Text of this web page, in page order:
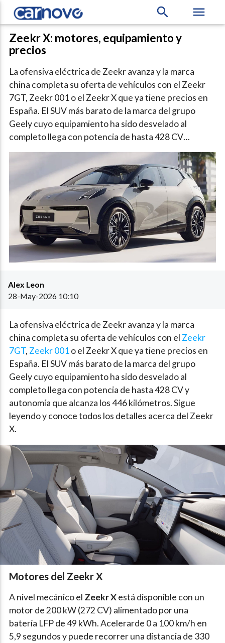
search menu
Zeekr X: motores, equipamiento y
precios
La ofensiva eléctrica de Zeekr avanza y la marca
china completa su oferta de vehículos con el Zeekr
7GT, Zeekr 001 o el Zeekr X que ya tiene precios en
España. El SUV más barato de la marca del grupo
Geely cuyo equipamiento ha sido desvelado al
completo llega con potencia de hasta 428 CV…
Alex Leon
28-May-2026 10:10
La ofensiva eléctrica de Zeekr avanza y la marca
china completa su oferta de vehículos con el Zeekr
7GT, Zeekr 001o el Zeekr X que ya tiene precios en
España. El SUV más barato de la marca del grupo
Geely cuyo equipamiento ha sido desvelado al
completo llega con potencia de hasta 428 CV y
autonomía que alcanza los 446 kilómetros. Sigue
leyendo y conoce todos los detalles acerca del Zeekr
X.
Motores del Zeekr X
A nivel mecánico el Zeekr Xestá disponible con un
motor de 200 kW (272 CV) alimentado por una
batería LFP de 49 kWh. Acelerarde 0 a 100 km/h en
5,9 segundos y puede recorrer una distancia de 330